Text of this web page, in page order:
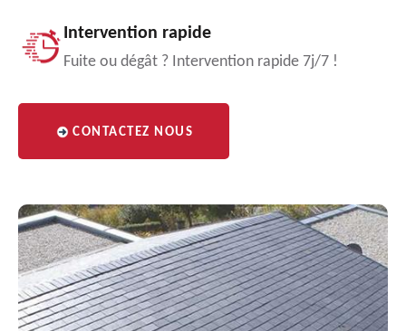
Intervention rapide
Fuite ou dégât ? Intervention rapide 7j/7 !
CONTACTEZ NOUS